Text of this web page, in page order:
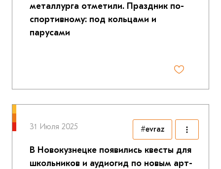
металлурга отметили. Праздник по-
спортивному: под кольцами и
парусами
31 Июля 2025
В Новокузнецке появились квесты для
школьников и аудиогид по новым арт-
#evraz